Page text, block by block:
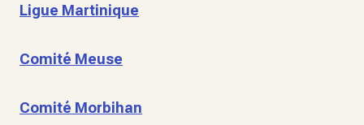
Ligue Martinique
Comité Meuse
Comité Morbihan